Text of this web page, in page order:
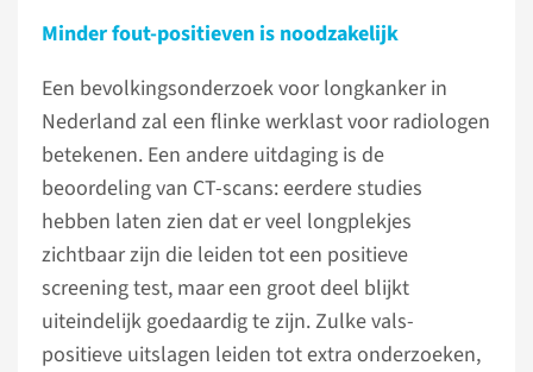
Minder fout-positieven is noodzakelijk
Een bevolkingsonderzoek voor longkanker in
Nederland zal een flinke werklast voor radiologen
betekenen. Een andere uitdaging is de
beoordeling van CT-scans: eerdere studies
hebben laten zien dat er veel longplekjes
zichtbaar zijn die leiden tot een positieve
screening test, maar een groot deel blijkt
uiteindelijk goedaardig te zijn. Zulke vals-
positieve uitslagen leiden tot extra onderzoeken,